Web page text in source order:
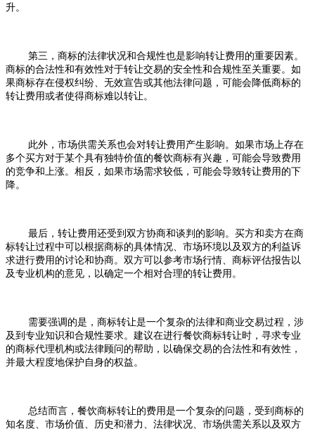
升。
第三，商标的法律状况和合规性也是影响转让费用的重要因素。
商标的合法性和有效性对于转让交易的安全性和合规性至关重要。如
果商标存在侵权纠纷、无效宣告或其他法律问题，可能会降低商标的
转让费用或者使得商标难以转让。
此外，市场供需关系也会对转让费用产生影响。如果市场上存在
多个买方对于某个具有独特价值的餐饮商标有兴趣，可能会导致费用
的竞争和上涨。相反，如果市场需求较低，可能会导致转让费用的下
降。
最后，转让费用还受到双方协商和谈判的影响。买方和卖方在商
标转让过程中可以根据商标的具体情况、市场环境以及双方的利益诉
求进行费用的讨论和协商。双方可以参考市场行情、商标评估报告以
及专业机构的意见，以确定一个相对合理的转让费用。
需要强调的是，商标转让是一个复杂的法律和商业交易过程，涉
及到专业知识和合规性要求。建议在进行餐饮商标转让时，寻求专业
的商标代理机构或法律顾问的帮助，以确保交易的合法性和有效性，
并最大程度地保护自身的权益。
总结而言，餐饮商标转让的费用是一个复杂的问题，受到商标的
知名度、市场价值、历史和潜力、法律状况、市场供需关系以及双方